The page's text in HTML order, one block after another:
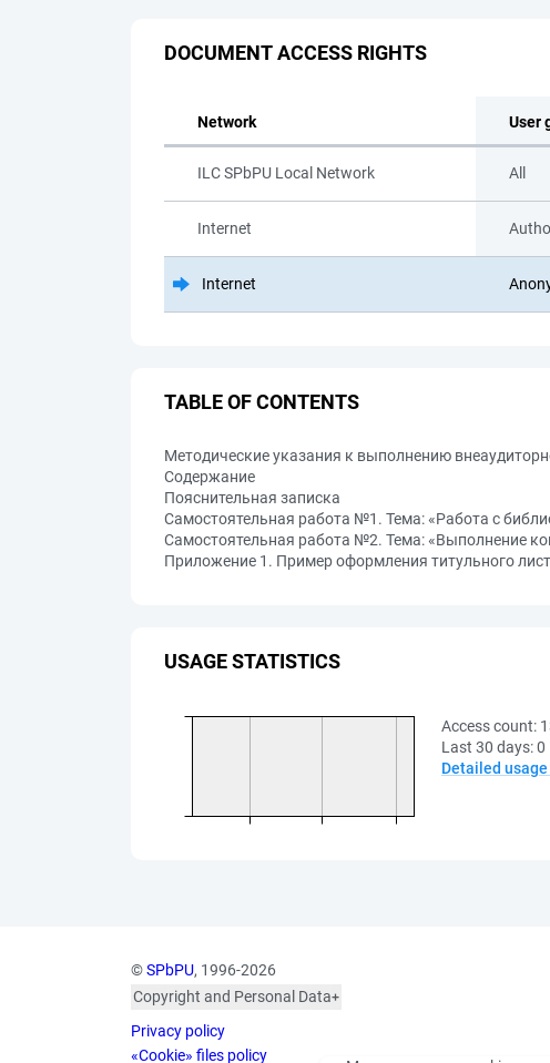
DOCUMENT ACCESS RIGHTS
Network User
ILC SPbPU Local Network All
Internet
Internet
TABLE OF CONTENTS
Методические указания к выполнению
Содержание
Пояснительная записка
Самостоятельная работа №1. Тема: «Работа с
Самостоятельная работа №2. Тема: «Выполнение
Приложение 1. Пример оформления титульного
USAGE STATISTICS
Access count:
Last 30 days:0
Detailed
©SPbPU, 1996-2026
Copyright and Personal Data
published with the
consent of the individuals
Privacy policy
«Cookie» files policy